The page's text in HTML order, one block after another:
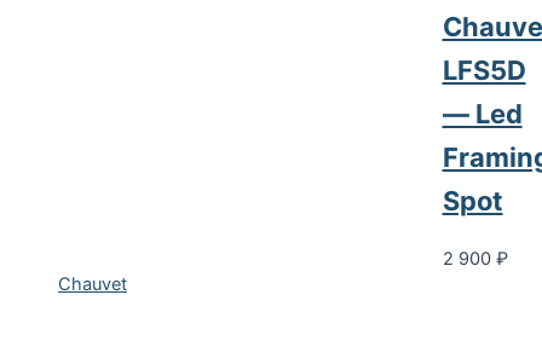
Chauvet
LFS5D
— Led
Spot
2 900 ₽